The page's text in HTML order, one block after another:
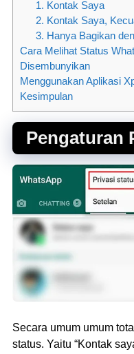
1. Kontak Saya
2. Kontak Saya,
3. Hanya Bagikan
Cara Melihat Status
Disembunyikan
Menggunakan Aplikasi
Kesimpulan
Pengaturan
Secara umum umum
status. Yaitu “Kontak